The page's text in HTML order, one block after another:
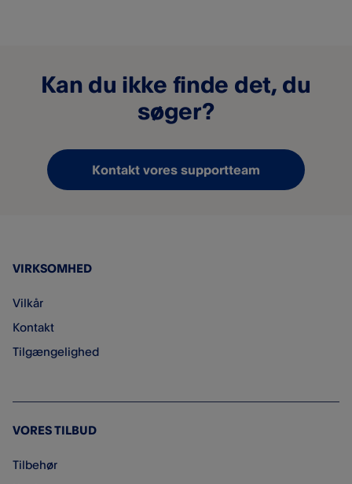
Kan du ikke finde det, du
søger?
Kontakt vores supportteam
VIRKSOMHED
Vilkår
Kontakt
Tilgængelighed
VORES TILBUD
Tilbehør